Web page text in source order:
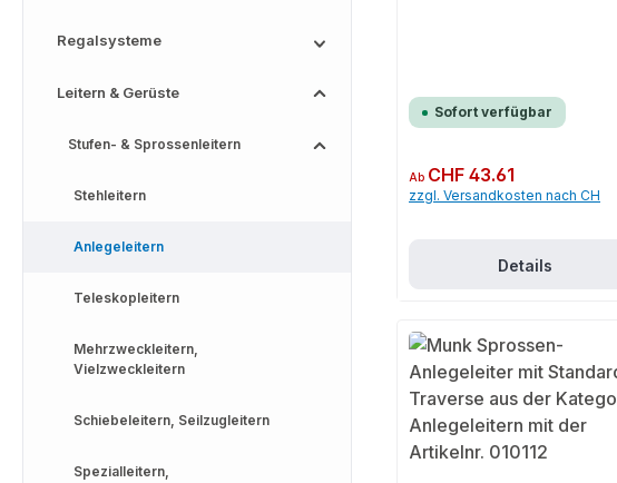
Regalsysteme
Leitern & Gerüste
Stufen- & Sprossenleitern
Stehleitern
Anlegeleitern
Teleskopleitern
Mehrzweckleitern,
Vielzweckleitern
Schiebeleitern, Seilzugleitern
Spezialleitern,
Sofort verfügbar
Regulärer Preis:
Ab CHF 43.61
zzgl. Versandkosten nach CH
Details